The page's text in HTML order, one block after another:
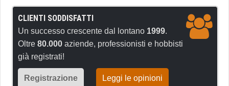
CLIENTI SODDISFATTI
Un successo crescente dal lontano 1999.
Oltre 80.000 aziende, professionisti e hobbisti
già registrati!
Registrazione Leggi le opinioni